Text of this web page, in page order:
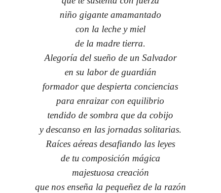
niño gigante amamantado
con la leche y miel
de la madre tierra.
Alegoría del sueño de un Salvador
en su labor de guardián
formador que despierta conciencias
para enraizar con equilibrio
tendido de sombra que da cobijo
y descanso en las jornadas solitarias.
Raíces aéreas desafiando las leyes
de tu composición mágica
majestuosa creación
que nos enseña la pequeñez de la razón